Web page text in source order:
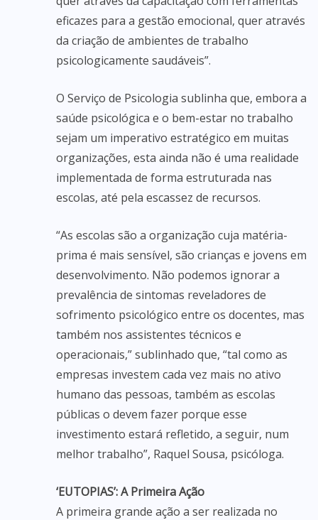
eficazes para a gestão emocional, quer através
da criação de ambientes de trabalho
psicologicamente saudáveis”.
O Serviço de Psicologia sublinha que, embora a
saúde psicológica e o bem-estar no trabalho
sejam um imperativo estratégico em muitas
organizações, esta ainda não é uma realidade
implementada de forma estruturada nas
escolas, até pela escassez de recursos.
“As escolas são a organização cuja matéria-
prima é mais sensível, são crianças e jovens em
desenvolvimento. Não podemos ignorar a
prevalência de sintomas reveladores de
sofrimento psicológico entre os docentes, mas
também nos assistentes técnicos e
operacionais,” sublinhado que, “tal como as
empresas investem cada vez mais no ativo
humano das pessoas, também as escolas
públicas o devem fazer porque esse
investimento estará refletido, a seguir, num
melhor trabalho”, Raquel Sousa, psicóloga.
‘EUTOPIAS’: A Primeira Ação
A primeira grande ação a ser realizada no